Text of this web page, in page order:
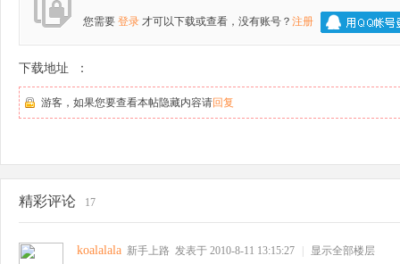
您需要 登录 才可以下载或查看，没有账号？ 注册
下载地址 ：
游客，如果您要查看本帖隐藏内容请回复
精彩评论 17
koalalala 新手上路 发表于 2010-8-11 13:15:27 | 显示全部楼层